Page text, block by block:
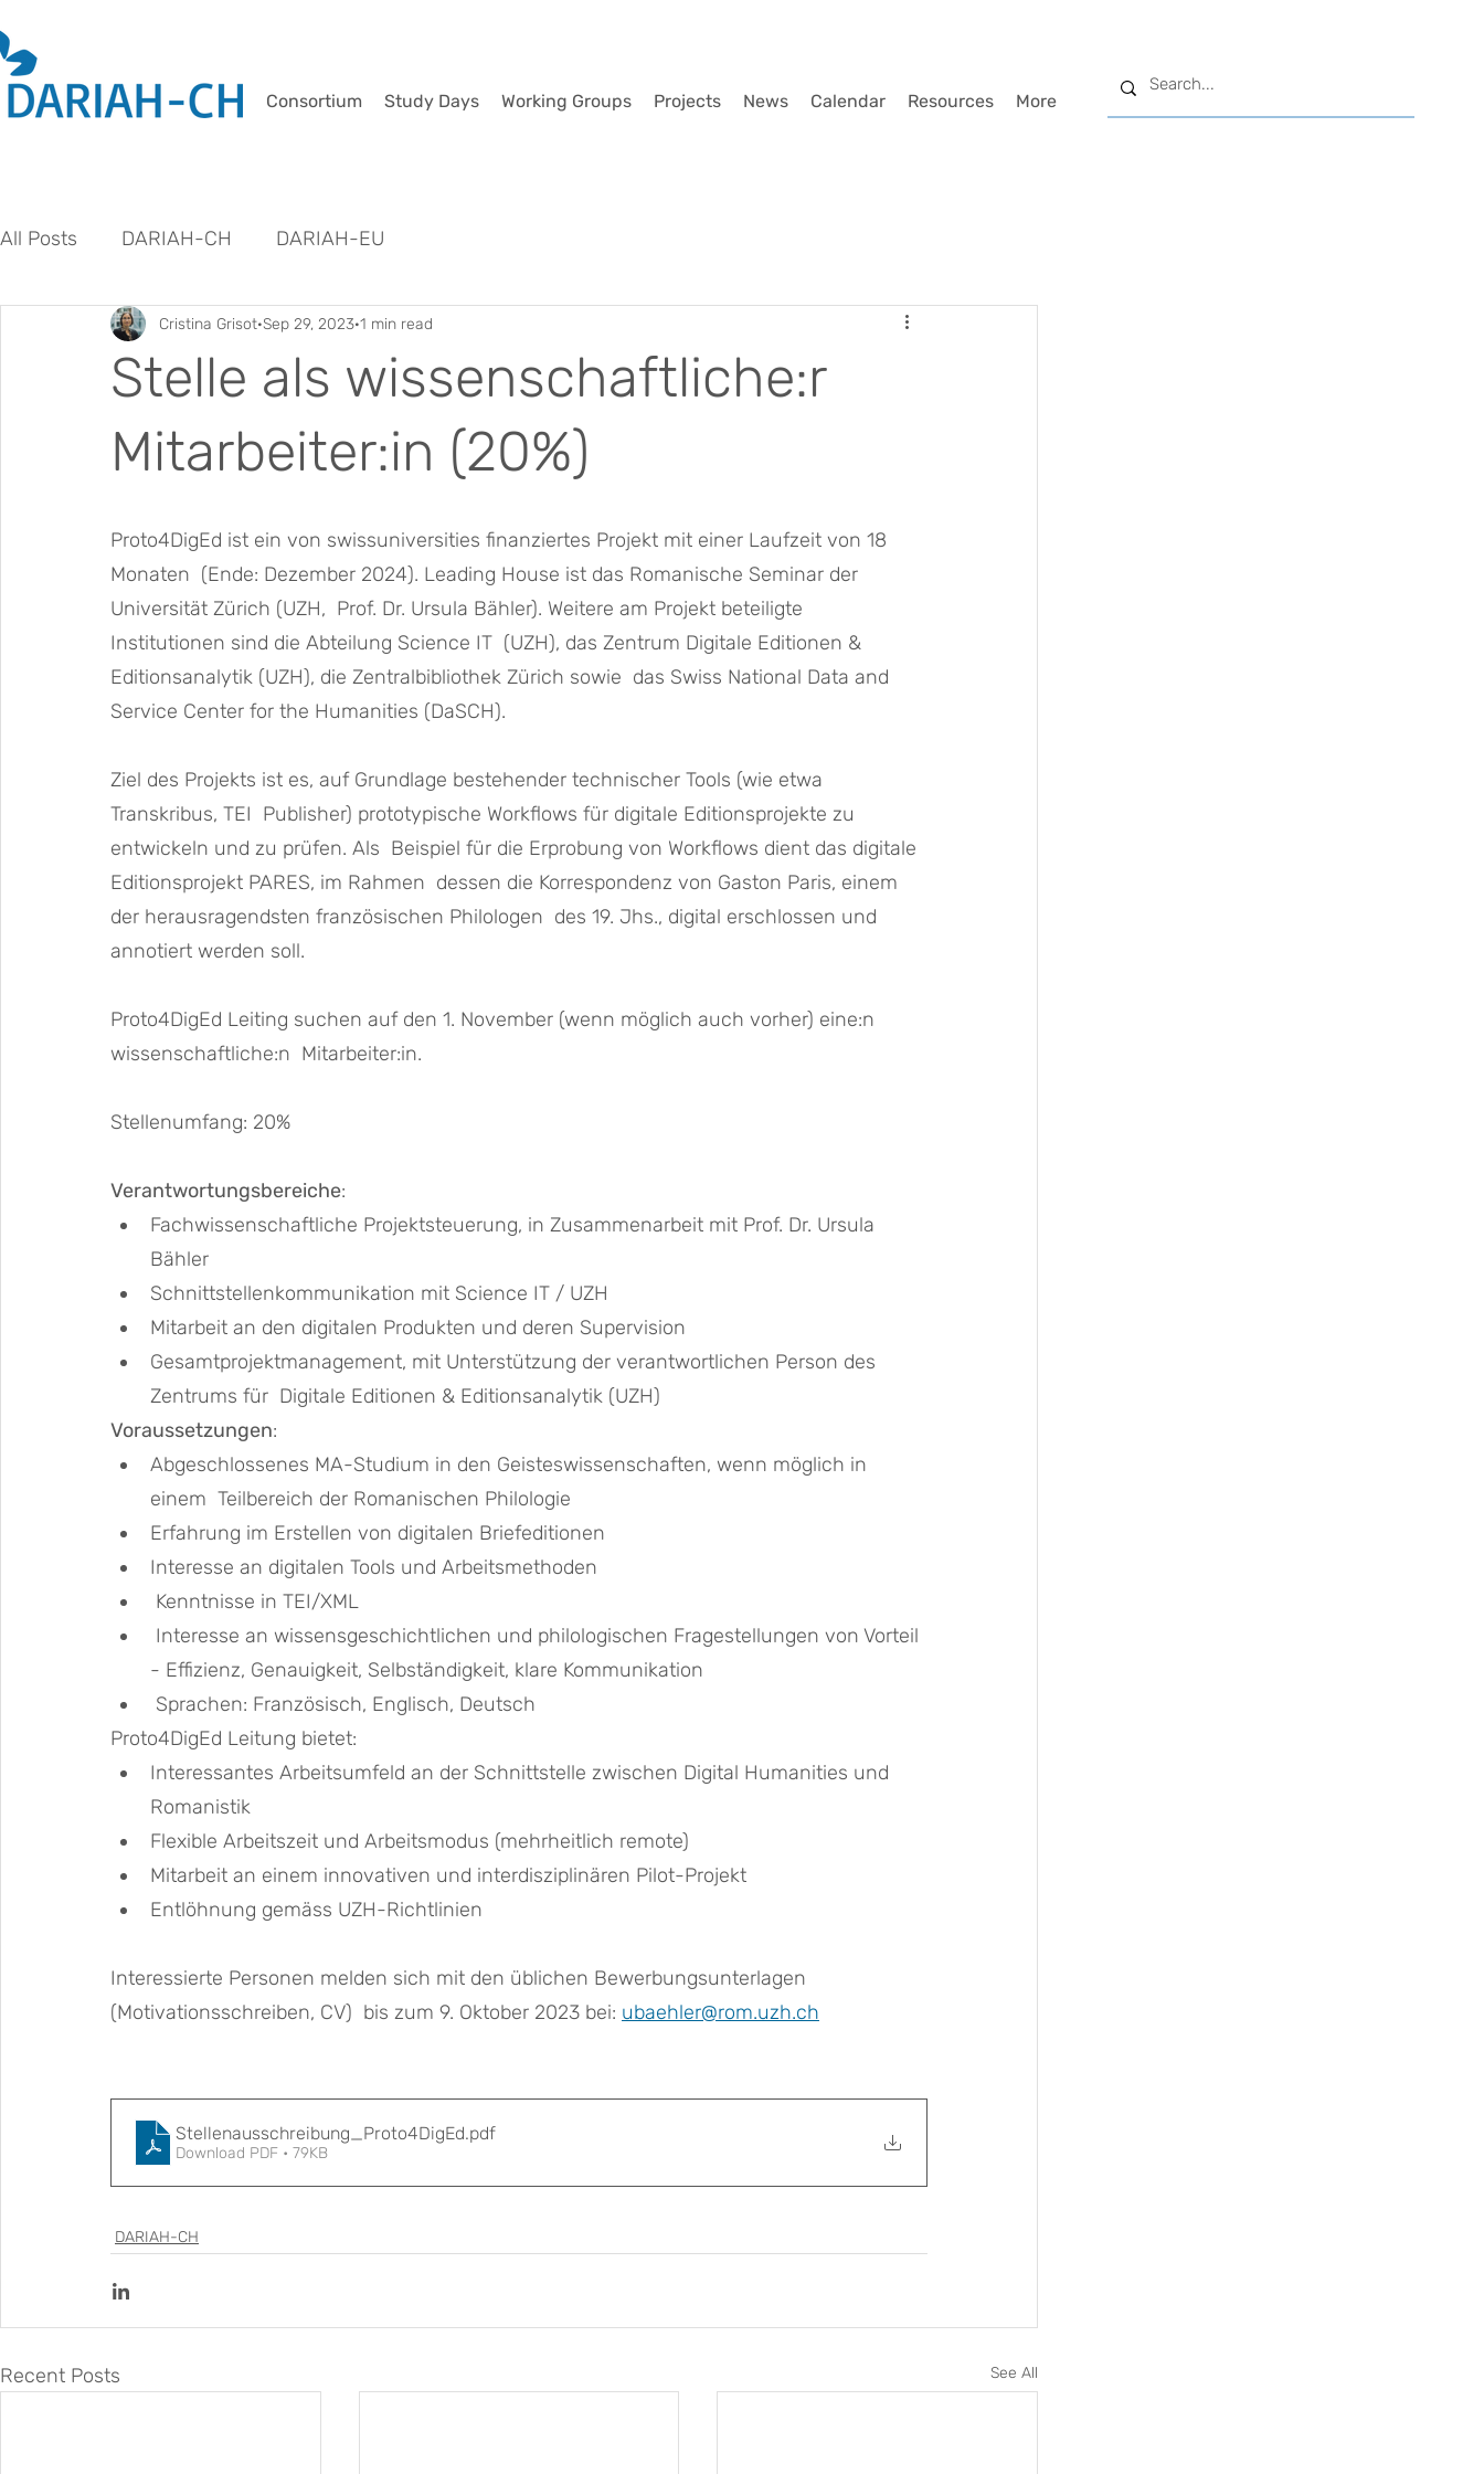
Consortium Study Days Working Groups Projects News Calendar Resources More
All Posts DARIAH-CH DARIAH-EU
Stelle als wissenschaftliche:r
Mitarbeiter:in (20%)
Cristina Grisot Sep 29, 2023 1 min read
Proto4DigEd ist ein von swissuniversities finanziertes Projekt mit einer Laufzeit von 18
Monaten  (Ende: Dezember 2024). Leading House ist das Romanische Seminar der
Universität Zürich (UZH,  Prof. Dr. Ursula Bähler). Weitere am Projekt beteiligte
Institutionen sind die Abteilung Science IT  (UZH), das Zentrum Digitale Editionen &
Editionsanalytik (UZH), die Zentralbibliothek Zürich sowie  das Swiss National Data and
Service Center for the Humanities (DaSCH).
Ziel des Projekts ist es, auf Grundlage bestehender technischer Tools (wie etwa
Transkribus, TEI  Publisher) prototypische Workflows für digitale Editionsprojekte zu
entwickeln und zu prüfen. Als  Beispiel für die Erprobung von Workflows dient das digitale
Editionsprojekt PARES, im Rahmen  dessen die Korrespondenz von Gaston Paris, einem
der herausragendsten französischen Philologen  des 19. Jhs., digital erschlossen und
annotiert werden soll.
Proto4DigEd Leiting suchen auf den 1. November (wenn möglich auch vorher) eine:n
wissenschaftliche:n  Mitarbeiter:in.
Stellenumfang: 20%
Verantwortungsbereiche:
Fachwissenschaftliche Projektsteuerung, in Zusammenarbeit mit Prof. Dr. Ursula
Bähler
Schnittstellenkommunikation mit Science IT / UZH
Mitarbeit an den digitalen Produkten und deren Supervision
Gesamtprojektmanagement, mit Unterstützung der verantwortlichen Person des
Zentrums für  Digitale Editionen & Editionsanalytik (UZH)
Voraussetzungen:
Abgeschlossenes MA-Studium in den Geisteswissenschaften, wenn möglich in
einem  Teilbereich der Romanischen Philologie
Erfahrung im Erstellen von digitalen Briefeditionen
Interesse an digitalen Tools und Arbeitsmethoden
Kenntnisse in TEI/XML
- Effizienz, Genauigkeit, Selbständigkeit, klare Kommunikation
Sprachen: Französisch, Englisch, Deutsch
Proto4DigEd Leitung bietet:
Interessantes Arbeitsumfeld an der Schnittstelle zwischen Digital Humanities und
Romanistik
Flexible Arbeitszeit und Arbeitsmodus (mehrheitlich remote)
Mitarbeit an einem innovativen und interdisziplinären Pilot-Projekt
Entlöhnung gemäss UZH-Richtlinien
Interessierte Personen melden sich mit den üblichen Bewerbungsunterlagen
(Motivationsschreiben, CV)  bis zum 9. Oktober 2023 bei: ubaehler@rom.uzh.ch
Stellenausschreibung_Proto4DigEd.pdf
Download PDF • 79KB
DARIAH-CH
Recent Posts See All